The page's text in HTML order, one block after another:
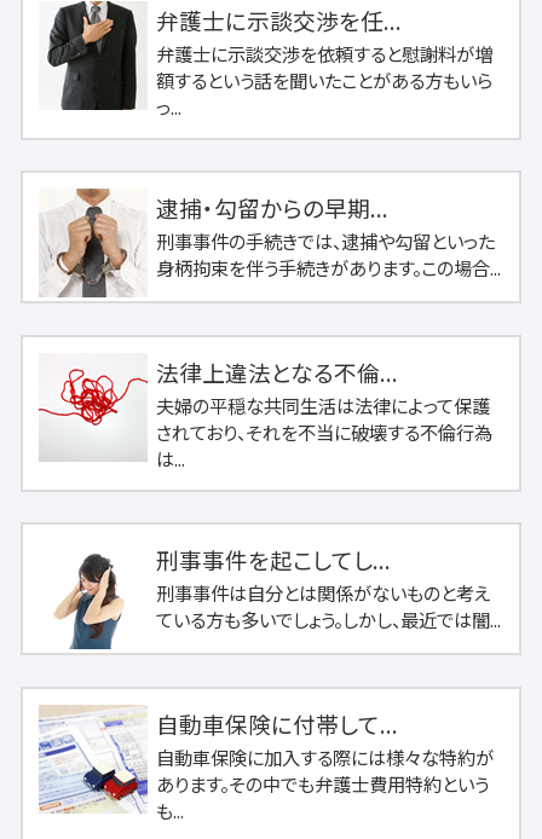
弁護士に示談交渉を任...
弁護士に示談交渉を依頼すると慰謝料が増
額するという話を聞いたことがある方もいら
っ...
逮捕・勾留からの早期...
刑事事件の手続きでは、逮捕や勾留といった
身柄拘束を伴う手続きがあります。この場合...
法律上違法となる不倫...
夫婦の平穏な共同生活は法律によって保護
されており、それを不当に破壊する不倫行為
は...
刑事事件を起こしてし...
刑事事件は自分とは関係がないものと考え
ている方も多いでしょう。しかし、最近では闇...
自動車保険に付帯して...
自動車保険に加入する際には様々な特約が
あります。その中でも弁護士費用特約という
も...